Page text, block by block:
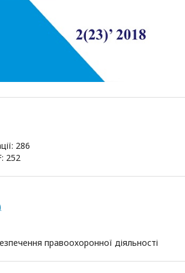
286
252
правоохоронної діяльності